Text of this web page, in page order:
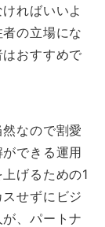
ればいいよ
の立場にな
おすすめで
なので割愛
できる運用
げるための1
せずにビジ
、パートナ